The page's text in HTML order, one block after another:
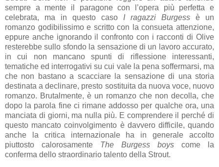
sempre a mente il paragone con l’opera più perfetta e
celebrata, ma in questo caso I ragazzi Burgess è un
romanzo godibilissimo e scritto con la consueta attenzione,
eppure anche ignorando il confronto con i racconti di Olive
resterebbe sullo sfondo la sensazione di un lavoro accurato,
in cui non mancano spunti di riflessione interessanti,
tematiche ed interrogativi su cui vale la pena soffermarsi, ma
che non bastano a scacciare la sensazione di una storia
destinata a declinare, presto sostituita da nuova voce, nuovo
romanzo. Brutalmente, è un romanzo che non decolla, che
dopo la parola fine ci rimane addosso per qualche ora, una
manciata di giorni, ma nulla più. E comprendere il perché di
questo mancato coinvolgimento è davvero difficile, quando
anche la critica internazionale ha in generale accolto
piuttosto calorosamente The Burgess boys come la
conferma dello straordinario talento della Strout.